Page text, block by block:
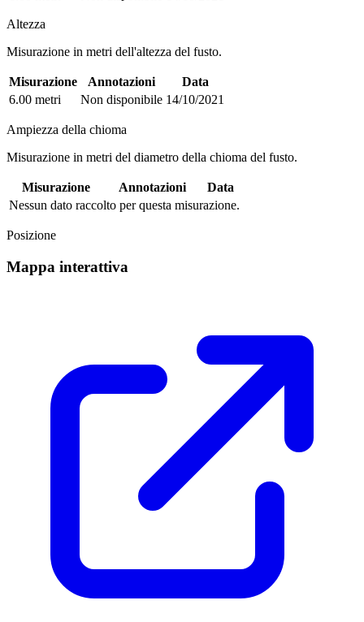
Altezza
Misurazione in metri dell'altezza del fusto.
Misurazione Annotazioni
Data
6.00 metri
Non disponibile 14/10/2021
Ampiezza della chioma
Misurazione in metri del diametro della chioma del fusto.
Misurazione Annotazioni
Data
Nessun dato raccolto per questa misurazione.
Posizione
Mappa interattiva